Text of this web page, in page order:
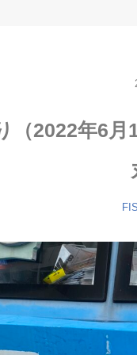
（2022年6月